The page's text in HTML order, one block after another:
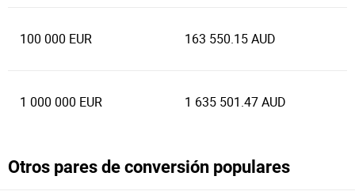
100 000 EUR 163 550.15 AUD
1 000 000 EUR 1 635 501.47 AUD
Otros pares de conversión populares